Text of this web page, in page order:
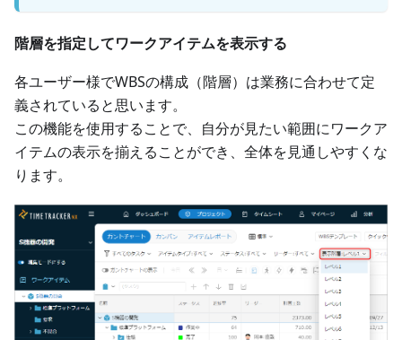
階層を指定してワークアイテムを表示する
各ユーザー様でWBSの構成（階層）は業務に合わせて定
義されていると思います。
この機能を使用することで、自分が見たい範囲にワークア
イテムの表示を揃えることができ、全体を見通しやすくな
ります。